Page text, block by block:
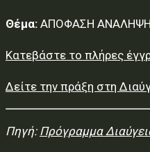
Θέμα: ΑΠΟΦΑΣΗ
Κατεβάστε το πλήρες
Δείτε την πράξη στη
Πηγή: Πρόγραμμα